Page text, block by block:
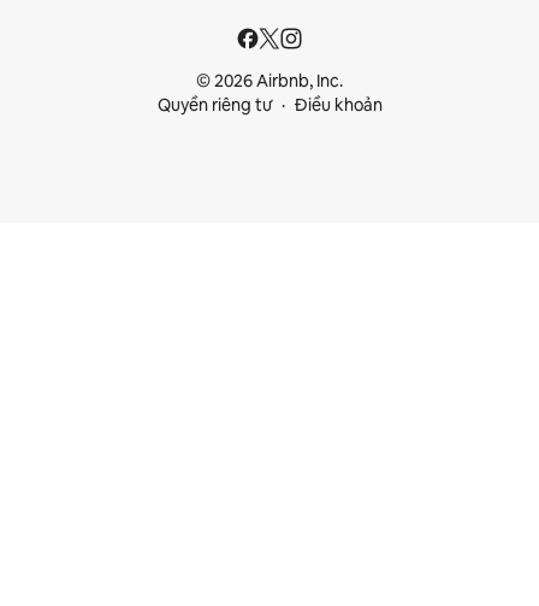
© 2026 Airbnb, Inc.
Quyền riêng tư
Điều khoản